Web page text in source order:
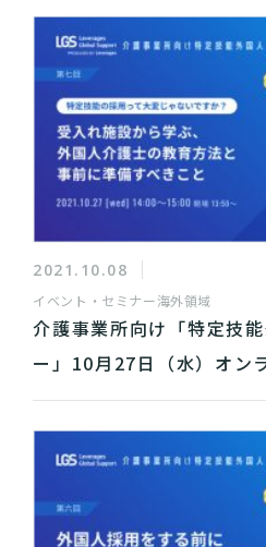
2021.10.08
イベント・セミナー海外領域
介護事業所向け「特定技
ー」10月27日（水）オン